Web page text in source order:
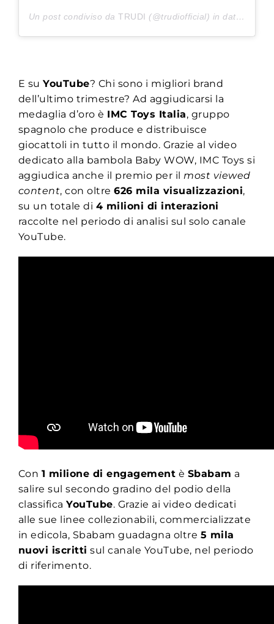
Un post condiviso daTRUDI (@trudiofficial) in data:
E suYouTube? Chi sono i migliori brand
dell’ultimo trimestre? Ad aggiudicarsi la
medaglia d’oro è IMC Toys Italia, gruppo
spagnolo che produce e distribuisce
giocattoli in tutto il mondo. Grazie al video
dedicato alla bambola Baby WOW, IMC Toys si
aggiudica anche il premio per il most viewed
content, con oltre626 mila visualizzazioni,
su un totale di 4 milioni di interazioni
raccolte nel periodo di analisi sul solo canale
YouTube.
Con 1 milione di engagement è Sbabam a
salire sul secondo gradino del podio della
classificaYouTube. Grazie ai video dedicati
alle sue linee collezionabili, commercializzate
in edicola, Sbabam guadagna oltre 5 mila
nuovi iscritti sul canale YouTube, nel periodo
di riferimento.